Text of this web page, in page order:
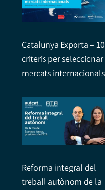
Catalunya Exporta – 10
criteris per seleccionar
mercats internacionals
Reforma integral del
treball autònom de la